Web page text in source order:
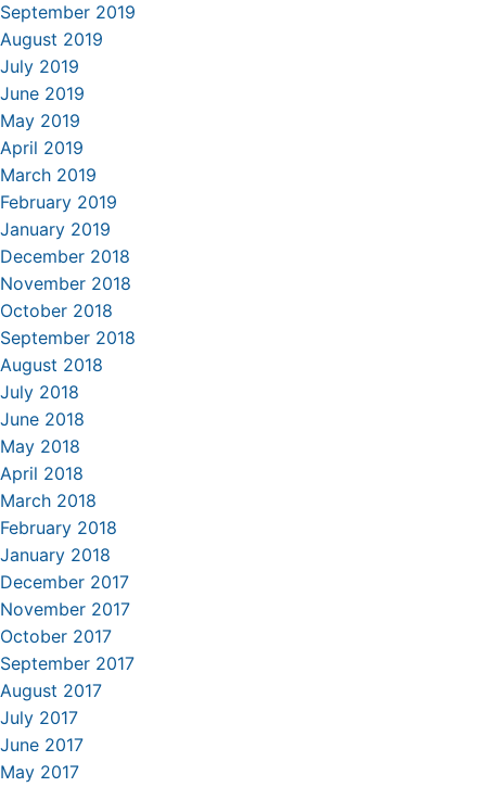
September 2019
August 2019
July 2019
June 2019
May 2019
April 2019
March 2019
February 2019
January 2019
December 2018
November 2018
October 2018
September 2018
August 2018
July 2018
June 2018
May 2018
April 2018
March 2018
February 2018
January 2018
December 2017
November 2017
October 2017
September 2017
August 2017
July 2017
June 2017
May 2017